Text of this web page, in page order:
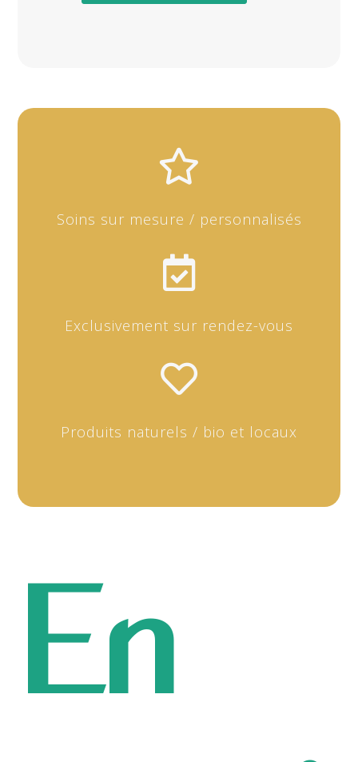

Soins sur mesure / personnalisés

Exclusivement sur rendez-vous

Produits naturels / bio et locaux
En